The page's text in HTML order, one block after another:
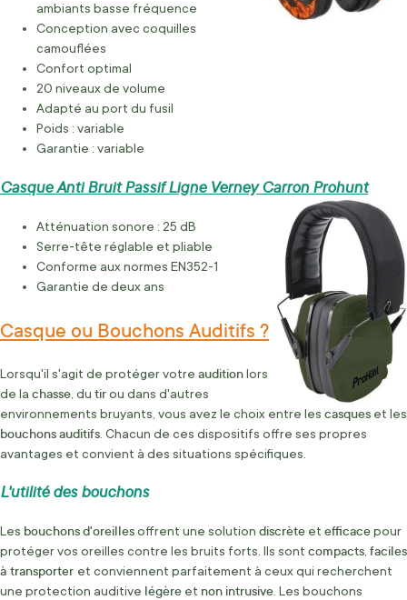
ambiants basse fréquence
Conception avec coquilles
camouflées
Confort optimal
20 niveaux de volume
Adapté au port du fusil
Poids : variable
Garantie : variable
Casque Anti Bruit Passif Ligne Verney Carron Prohunt
Atténuation sonore : 25 dB
Serre-tête réglable et pliable
Conforme aux normes EN352-1
Garantie de deux ans
Casque ou Bouchons Auditifs ?
Lorsqu'il s'agit de protéger votre auditionlors
de la chasse , du tirou dans d'autres
environnements bruyants, vous avez le choix entre les casques et les
bouchonsauditifs . Chacun de ces dispositifs offre ses propres
avantages et convient à des situations spécifiques.
L'utilité des bouchons
Les bouchonsd'oreillesoffrent une solution discrète et efficacepour
protéger vos oreilles contre les bruits forts. Ils sont compacts faciles
à transporter et conviennent parfaitement à ceux qui recherchent
une protection auditive légère et non intrusive . Les bouchons